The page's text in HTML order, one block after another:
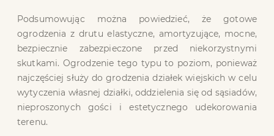
Podsumowując można powiedzieć, że gotowe
ogrodzenia z drutu elastyczne, amortyzujące, mocne,
bezpiecznie zabezpieczone przed niekorzystnymi
skutkami. Ogrodzenie tego typu to poziom, ponieważ
najczęściej służy do grodzenia działek wiejskich w celu
wytyczenia własnej działki, oddzielenia się od sąsiadów,
nieproszonych gości i estetycznego udekorowania
terenu.